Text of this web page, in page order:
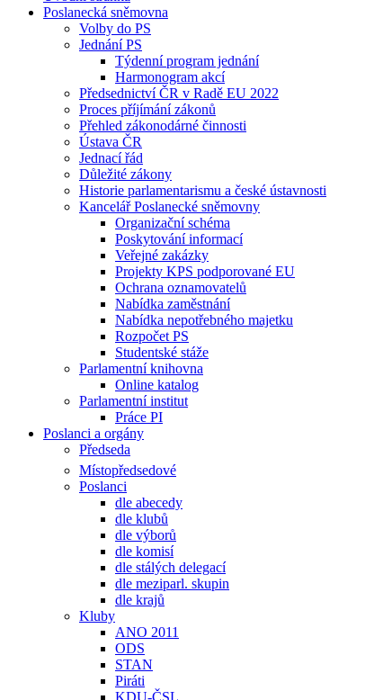
Poslanecká sněmovna
Volby do PS
Jednání PS
Týdenní program jednání
Harmonogram akcí
Předsednictví ČR v Radě EU 2022
Proces příjímání zákonů
Přehled zákonodárné činnosti
Ústava ČR
Jednací řád
Důležité zákony
Historie parlamentarismu a české ústavnosti
Kancelář Poslanecké sněmovny
Organizační schéma
Poskytování informací
Veřejné zakázky
Projekty KPS podporované EU
Ochrana oznamovatelů
Nabídka zaměstnání
Nabídka nepotřebného majetku
Rozpočet PS
Studentské stáže
Parlamentní knihovna
Online katalog
Parlamentní institut
Práce PI
Poslanci a orgány
Předseda
Místopředsedové
Poslanci
dle abecedy
dle klubů
dle výborů
dle komisí
dle stálých delegací
dle meziparl. skupin
dle krajů
Kluby
ANO 2011
ODS
STAN
Piráti
KDU-ČSL